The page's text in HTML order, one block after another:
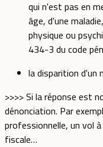
qui n'est pas en
âge, d'une
physique ou
434-3 du code
la disparition d'un
>>>> Si la réponse est
dénonciation. Par
professionnelle, un vol
fiscale…